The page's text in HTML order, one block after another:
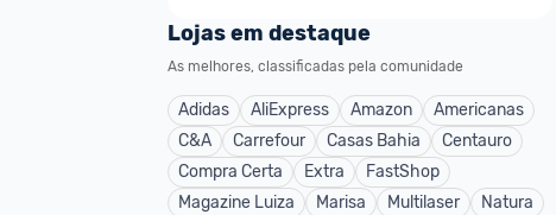
Lojas em destaque
As melhores, classificadas pela comunidade
Adidas AliExpress Amazon
Americanas
C&A
Carrefour Casas Bahia
Centauro
Compra Certa
Extra
FastShop
Magazine Luiza
Marisa Multilaser
Natura